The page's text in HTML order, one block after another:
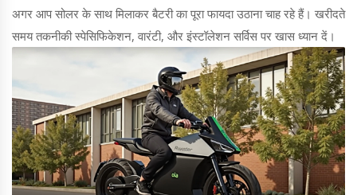
अगर आप सोलर के साथ मिलाकर बैटरी का पूरा फायदा उठाना चाह रहे हैं। खरीदते
समय तकनीकी स्पेसिफिकेशन, वारंटी, और इंस्टॉलेशन सर्विस पर खास ध्यान दें।